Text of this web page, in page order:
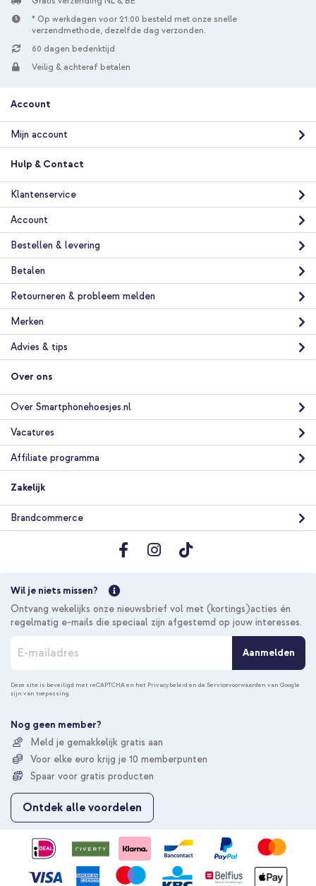
* Op werkdagen voor 21:00 besteld met onze snelle
verzendmethode, dezelfde dag verzonden.
60 dagen bedenktijd
Veilig & achteraf betalen
Account
Mijn account
Hulp & Contact
Klantenservice
Account
Bestellen & levering
Betalen
Retourneren & probleem melden
Merken
Advies & tips
Over ons
Over Smartphonehoesjes.nl
Vacatures
Affiliate programma
Zakelijk
Brandcommerce
Wil je niets missen?
Ontvang wekelijks onze nieuwsbrief vol met (kortings)acties én
regelmatig e-mails die speciaal zijn afgestemd op jouw interesses.
n
n
e
u
o
p
z
Aanmelden
Deze site is beveiligd met reCAPTCHA en het Privacybeleid en de Servicevoorwaarden van Google
zijn van toepassing.
Nog geen member?
Meld je gemakkelijk gratis aan
Voor elke euro krijg je 10 memberpunten
Spaar voor gratis producten
Ontdek alle voordelen